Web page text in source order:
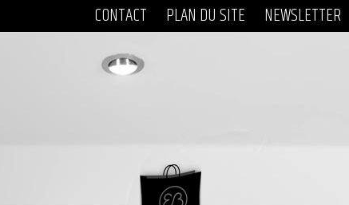
CONTACT PLAN DU SITE NEWSLETTER